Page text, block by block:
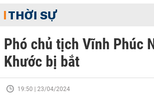
THỜI SỰ
Phó chủ tịch Vĩnh Phúc
Khước bị bắt
19:50 | 23/04/2024